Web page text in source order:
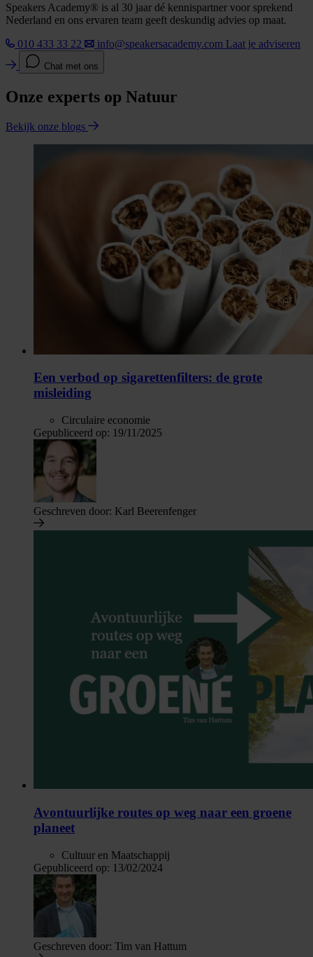
Speakers Academy® is al 30 jaar dé kennispartner voor sprekend
Nederland en ons ervaren team geeft deskundig advies op maat.
010 433 33 22
info@speakersacademy.com Laat je adviseren
Chat met ons
Onze experts op Natuur
Bekijk onze blogs
Een verbod op sigarettenfilters: de grote
misleiding
Circulaire economie
Gepubliceerd op: 19/11/2025
Geschreven door: Karl Beerenfenger
Avontuurlijke routes op weg naar een groene
planeet
Cultuur en Maatschappij
Gepubliceerd op: 13/02/2024
Geschreven door: Tim van Hattum